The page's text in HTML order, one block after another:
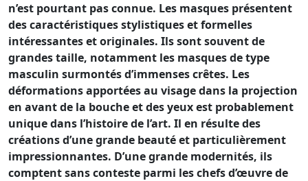
n’est pourtant pas connue. Les masques présentent
des caractéristiques stylistiques et formelles
intéressantes et originales. Ils sont souvent de
grandes taille, notamment les masques de type
masculin surmontés d’immenses crêtes. Les
déformations apportées au visage dans la projection
en avant de la bouche et des yeux est probablement
unique dans l’histoire de l’art. Il en résulte des
créations d’une grande beauté et particulièrement
impressionnantes. D’une grande modernités, ils
comptent sans conteste parmi les chefs d’œuvre de